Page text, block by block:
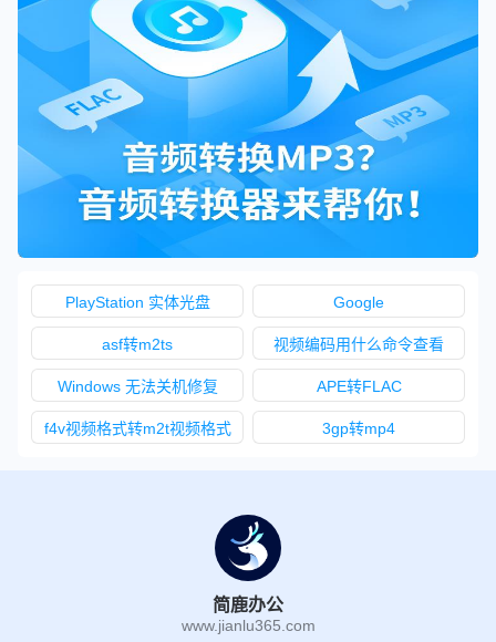
PlayStation 实体光盘 Google
asf转m2ts 视频编码用什么命令查看
Windows 无法关机修复 APE转FLAC
f4v视频格式转m2t视频格式 3gp转mp4
简鹿办公
www.jianlu365.com